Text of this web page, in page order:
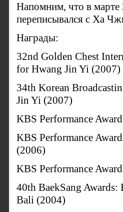
Напомним, что в марте
переписывался с Ха
Награды:
32nd Golden Chest
for Hwang Jin Yi (2007)
34th Korean
Jin Yi (2007)
KBS Performance
KBS Performance
(2006)
KBS Performance
40th BaekSang Awards:
Bali (2004)